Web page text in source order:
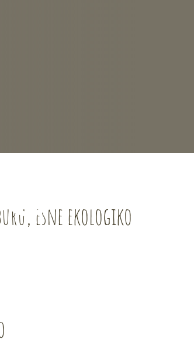
esne ekologiko